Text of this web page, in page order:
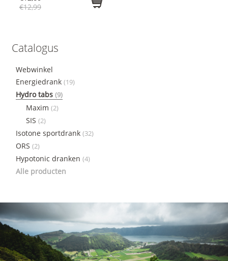
€12,99
Catalogus
Webwinkel
Energiedrank (19)
Hydro tabs (9)
Maxim (2)
SIS (2)
Isotone sportdrank (32)
ORS (2)
Hypotonic dranken (4)
Alle producten